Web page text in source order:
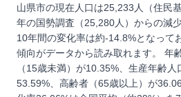
山県市の現在人口は25,233人（住民
年の国勢調査（25,280人）からの減
10年間の変化率は約-14.8%となって
傾向がデータから読み取れます。 年
（15歳未満）が10.35%、生産年齢
53.59%、高齢者（65歳以上）が